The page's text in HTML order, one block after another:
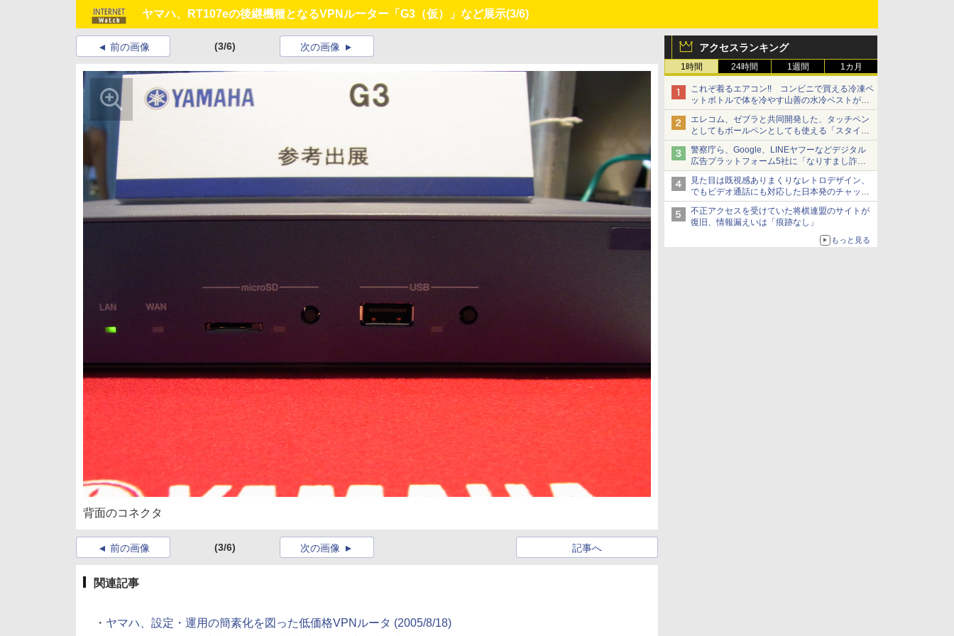
ヤマハ、RT107eの後継機種となるVPNルーター「G3（仮）」など展示(3/6)
アクセスランキング
1時間 24時間 1週間 1カ月
これぞ着るエアコン!! コンビニで買える冷凍ペ
ットボトルで体を冷やす山善の水冷ベストがロ
ードバイクにちょうどいい【ぼっち・ざ・ろー
ど！その14】【空いた時間でなにしてる？】
エレコム、ゼブラと共同開発した、タッチペン
としてもボールペンとしても使える「スタイラ
スツーウェイ」発売 iPadにも紙にも、持ち替
えずに書き込める
警察庁ら、Google、LINEヤフーなどデジタル
広告プラットフォーム5社に「なりすまし詐欺
広告」対策強化を要請 著名人の写真や映像を
使った投資詐欺などへの対策として
見た目は既視感ありまくりなレトロデザイン、
でもビデオ通話にも対応した日本発のチャット
アプリが登場【やじうまWatch】
不正アクセスを受けていた将棋連盟のサイトが
復旧、情報漏えいは「痕跡なし」
もっと見る
前の画像 (3/6) 次の画像
背面のコネクタ
前の画像 (3/6) 記事へ
次の画像
関連記事
・ ヤマハ、設定・運用の簡素化を図った低価格VPNルータ (2005/8/18)